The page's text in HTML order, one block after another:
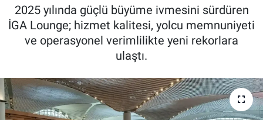
2025 yılında güçlü büyüme ivmesini sürdüren
İGA Lounge; hizmet kalitesi, yolcu memnuniyeti
ve operasyonel verimlilikte yeni rekorlara
ulaştı.